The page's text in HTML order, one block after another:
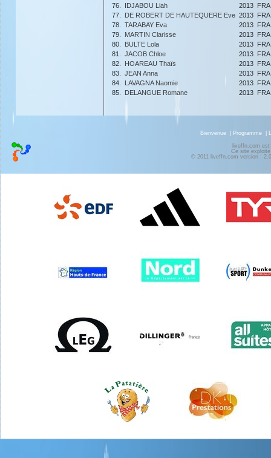
76.
IDJABOU Liah 2013 FRA
77.
DE ROBERT DE HAUTEQUERE Eve 2013 FRA
78.
TARABAY Eva 2013 FRA
79.
MARTIN Clarisse 2013 FRA
80.
BULTE Lola 2013 FRA
81.
JACOB Chloe 2013 FRA
82.
HOAREAU Thaïs 2013 FRA
83.
JEAN Anna 2013 FRA
84.
LAVAGNA Naomie 2013 FRA
85.
DELANGUE Romane 2013 FRA
Bienvenue Programme
liveffn.com
Ce site
© 2011 liveffn.com version :